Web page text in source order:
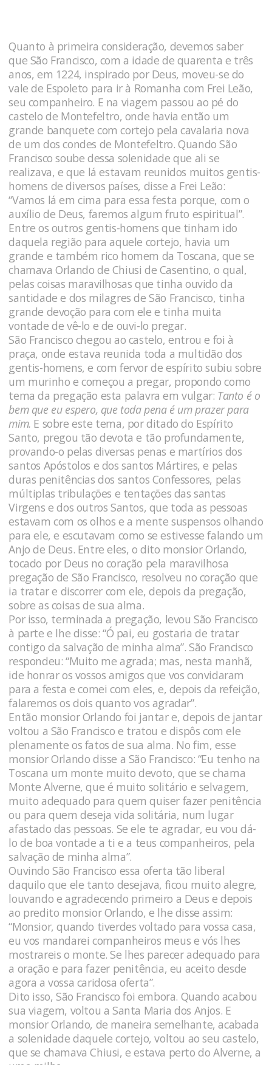
Quanto à primeira consideração, devemos saber
que São Francisco, com a idade de quarenta e três
anos, em 1224, inspirado por Deus, moveu-se do
vale de Espoleto para ir à Romanha com Frei Leão,
seu companheiro. E na viagem passou ao pé do
castelo de Montefeltro, onde havia então um
grande banquete com cortejo pela cavalaria nova
de um dos condes de Montefeltro. Quando São
Francisco soube dessa solenidade que ali se
realizava, e que lá estavam reunidos muitos gentis-
homens de diversos países, disse a Frei Leão:
“Vamos lá em cima para essa festa porque, com o
auxílio de Deus, faremos algum fruto espiritual”.
Entre os outros gentis-homens que tinham ido
daquela região para aquele cortejo, havia um
grande e também rico homem da Toscana, que se
chamava Orlando de Chiusi de Casentino, o qual,
pelas coisas maravilhosas que tinha ouvido da
santidade e dos milagres de São Francisco, tinha
grande devoção para com ele e tinha muita
vontade de vê-lo e de ouvi-lo pregar.
São Francisco chegou ao castelo, entrou e foi à
praça, onde estava reunida toda a multidão dos
gentis-homens, e com fervor de espírito subiu sobre
um murinho e começou a pregar, propondo como
tema da pregação esta palavra em vulgar: Tanto é o
bem que eu espero, que toda pena é um prazer para
mim. E sobre este tema, por ditado do Espírito
Santo, pregou tão devota e tão profundamente,
provando-o pelas diversas penas e martírios dos
santos Apóstolos e dos santos Mártires, e pelas
duras penitências dos santos Confessores, pelas
múltiplas tribulações e tentações das santas
Virgens e dos outros Santos, que toda as pessoas
estavam com os olhos e a mente suspensos olhando
para ele, e escutavam como se estivesse falando um
Anjo de Deus. Entre eles, o dito monsior Orlando,
tocado por Deus no coração pela maravilhosa
pregação de São Francisco, resolveu no coração que
ia tratar e discorrer com ele, depois da pregação,
sobre as coisas de sua alma.
Por isso, terminada a pregação, levou São Francisco
à parte e lhe disse: “Ó pai, eu gostaria de tratar
contigo da salvação de minha alma”. São Francisco
respondeu: “Muito me agrada; mas, nesta manhã,
ide honrar os vossos amigos que vos convidaram
para a festa e comei com eles, e, depois da refeição,
falaremos os dois quanto vos agradar”.
Então monsior Orlando foi jantar e, depois de jantar
voltou a São Francisco e tratou e dispôs com ele
plenamente os fatos de sua alma. No fim, esse
monsior Orlando disse a São Francisco: “Eu tenho na
Toscana um monte muito devoto, que se chama
Monte Alverne, que é muito solitário e selvagem,
muito adequado para quem quiser fazer penitência
ou para quem deseja vida solitária, num lugar
afastado das pessoas. Se ele te agradar, eu vou dá-
lo de boa vontade a ti e a teus companheiros, pela
salvação de minha alma”.
Ouvindo São Francisco essa oferta tão liberal
daquilo que ele tanto desejava, ficou muito alegre,
louvando e agradecendo primeiro a Deus e depois
ao predito monsior Orlando, e lhe disse assim:
“Monsior, quando tiverdes voltado para vossa casa,
eu vos mandarei companheiros meus e vós lhes
mostrareis o monte. Se lhes parecer adequado para
a oração e para fazer penitência, eu aceito desde
agora a vossa caridosa oferta”.
Dito isso, São Francisco foi embora. Quando acabou
sua viagem, voltou a Santa Maria dos Anjos. E
monsior Orlando, de maneira semelhante, acabada
a solenidade daquele cortejo, voltou ao seu castelo,
que se chamava Chiusi, e estava perto do Alverne, a